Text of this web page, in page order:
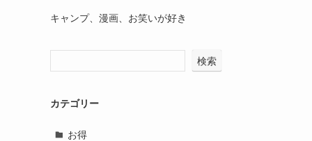
キャンプ、漫画、お笑いが好き
検索
カテゴリー
お得